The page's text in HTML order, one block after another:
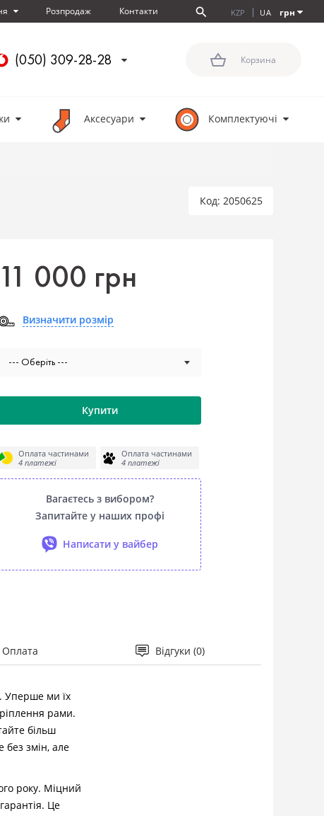
Розпродаж Контакти KZP UA грн
(050) 309-28-28 Корзина
Аксесуари Комплектуючi
Код: 2050625
11 000 грн
Визначити розмiр
--- Оберіть ---
Купити
Оплата частинами
4 платежі
Оплата частинами
4 платежі
Вагаєтесь з вибором?
Запитайте у наших профі
Написати у вайбер
Оплата Відгуки (0)
Уперше ми їх
рами.
більш
без змін, але
року. Міцний
Це